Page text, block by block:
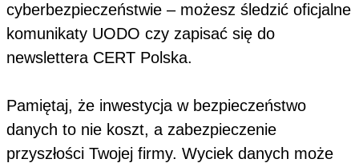
cyberbezpieczeństwie – możesz śledzić oficjalne
komunikaty UODO czy zapisać się do
newslettera CERT Polska.
Pamiętaj, że inwestycja w bezpieczeństwo
danych to nie koszt, a zabezpieczenie
przyszłości Twojej firmy. Wyciek danych może